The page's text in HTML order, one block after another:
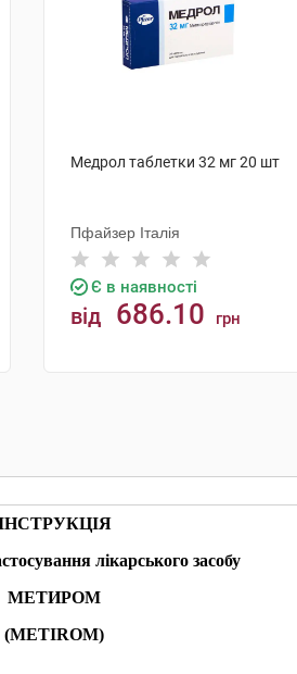
Медрол таблетки 32 мг 20 шт
Пфайзер Італія
Є в наявності
від 686.10 грн